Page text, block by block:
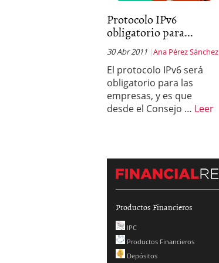
Protocolo IPv6
obligatorio para...
30 Abr 2011 Ana Pérez Sánchez
El protocolo IPv6 será
obligatorio para las
empresas, y es que
desde el Consejo … Leer
Productos Financieros
IPC
Productos Financieros
Depósitos